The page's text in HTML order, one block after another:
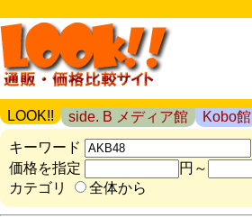
LOOK!! side. B メディア館
Kobo館
キーワード
価格を指定
円～
カテゴリ
全体から